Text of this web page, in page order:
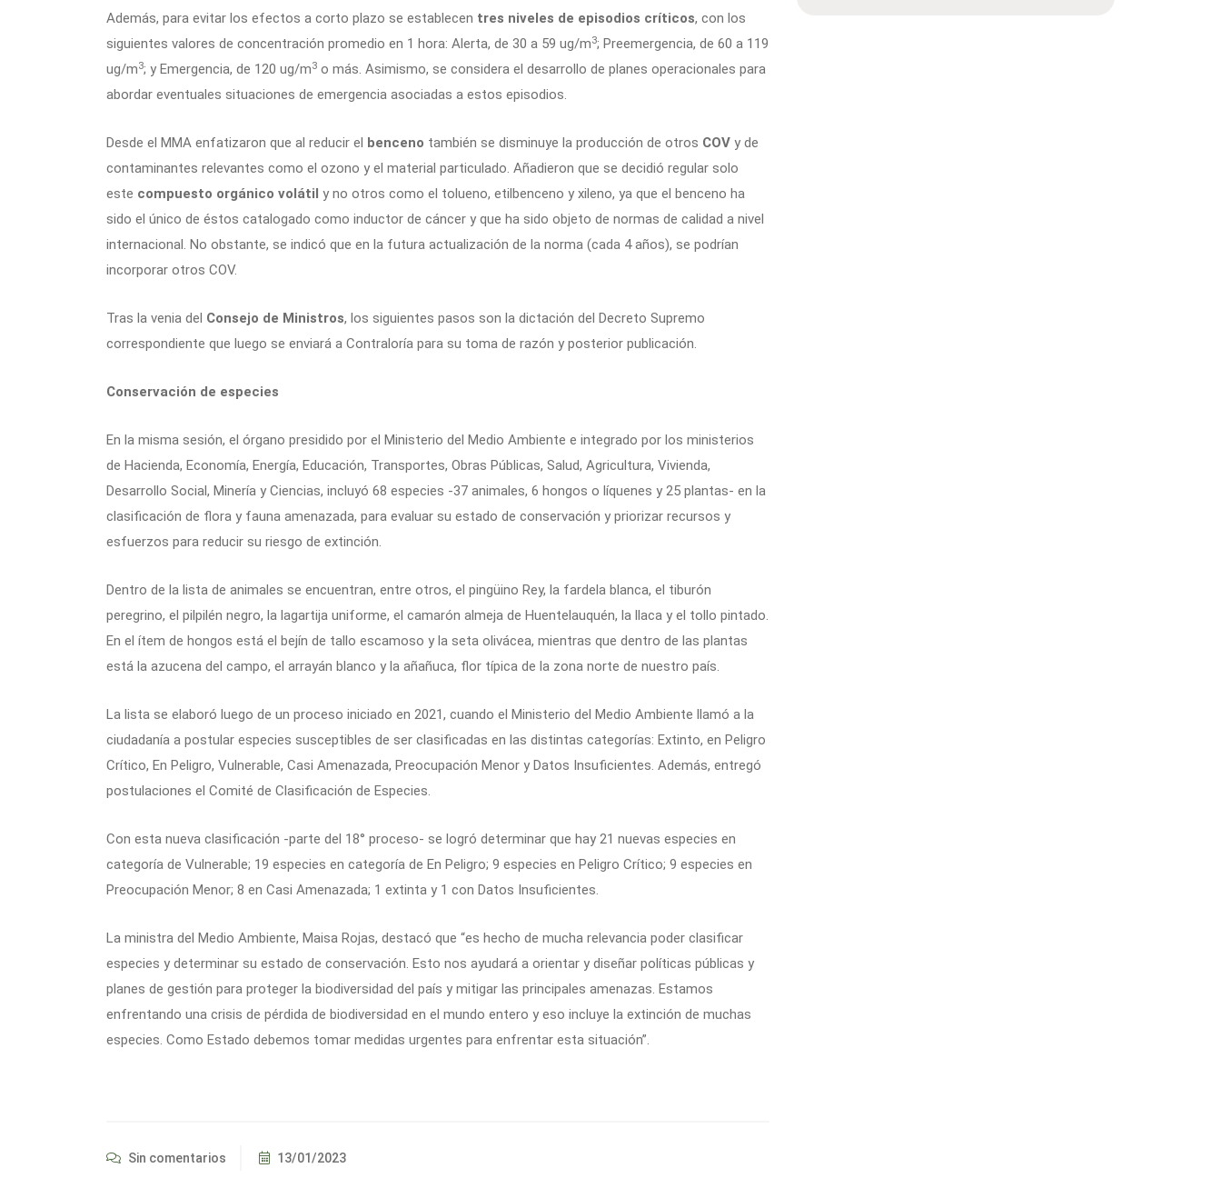
Además, para evitar los efectos a corto plazo se establecen tres niveles de episodios críticos, con los
siguientes valores de concentración promedio en 1 hora: Alerta, de 30 a 59 ug/m3; Preemergencia, de 60 a 119
ug/m3; y Emergencia, de 120 ug/m3 o más. Asimismo, se considera el desarrollo de planes operacionales para
abordar eventuales situaciones de emergencia asociadas a estos episodios.
Desde el MMA enfatizaron que al reducir el benceno también se disminuye la producción de otros COV y de
contaminantes relevantes como el ozono y el material particulado. Añadieron que se decidió regular solo
este compuesto orgánico volátil y no otros como el tolueno, etilbenceno y xileno, ya que el benceno ha
sido el único de éstos catalogado como inductor de cáncer y que ha sido objeto de normas de calidad a nivel
internacional. No obstante, se indicó que en la futura actualización de la norma (cada 4 años), se podrían
incorporar otros COV.
Tras la venia del Consejo de Ministros, los siguientes pasos son la dictación del Decreto Supremo
correspondiente que luego se enviará a Contraloría para su toma de razón y posterior publicación.
Conservación de especies
En la misma sesión, el órgano presidido por el Ministerio del Medio Ambiente e integrado por los ministerios
de Hacienda, Economía, Energía, Educación, Transportes, Obras Públicas, Salud, Agricultura, Vivienda,
Desarrollo Social, Minería y Ciencias, incluyó 68 especies -37 animales, 6 hongos o líquenes y 25 plantas- en la
clasificación de flora y fauna amenazada, para evaluar su estado de conservación y priorizar recursos y
esfuerzos para reducir su riesgo de extinción.
Dentro de la lista de animales se encuentran, entre otros, el pingüino Rey, la fardela blanca, el tiburón
peregrino, el pilpilén negro, la lagartija uniforme, el camarón almeja de Huentelauquén, la llaca y el tollo pintado.
En el ítem de hongos está el bejín de tallo escamoso y la seta olivácea, mientras que dentro de las plantas
está la azucena del campo, el arrayán blanco y la añañuca, flor típica de la zona norte de nuestro país.
La lista se elaboró luego de un proceso iniciado en 2021, cuando el Ministerio del Medio Ambiente llamó a la
ciudadanía a postular especies susceptibles de ser clasificadas en las distintas categorías: Extinto, en Peligro
Crítico, En Peligro, Vulnerable, Casi Amenazada, Preocupación Menor y Datos Insuficientes. Además, entregó
postulaciones el Comité de Clasificación de Especies.
Con esta nueva clasificación -parte del 18° proceso- se logró determinar que hay 21 nuevas especies en
categoría de Vulnerable; 19 especies en categoría de En Peligro; 9 especies en Peligro Crítico; 9 especies en
Preocupación Menor; 8 en Casi Amenazada; 1 extinta y 1 con Datos Insuficientes.
La ministra del Medio Ambiente, Maisa Rojas, destacó que “es hecho de mucha relevancia poder clasificar
especies y determinar su estado de conservación. Esto nos ayudará a orientar y diseñar políticas públicas y
planes de gestión para proteger la biodiversidad del país y mitigar las principales amenazas. Estamos
enfrentando una crisis de pérdida de biodiversidad en el mundo entero y eso incluye la extinción de muchas
especies. Como Estado debemos tomar medidas urgentes para enfrentar esta situación”.
Sin comentarios 13/01/2023